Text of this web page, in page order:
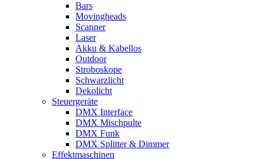
Bars
Movingheads
Scanner
Laser
Akku & Kabellos
Outdoor
Stroboskope
Schwarzlicht
Dekolicht
Steuergeräte
DMX Interface
DMX Mischpulte
DMX Funk
DMX Splitter & Dimmer
Effektmaschinen